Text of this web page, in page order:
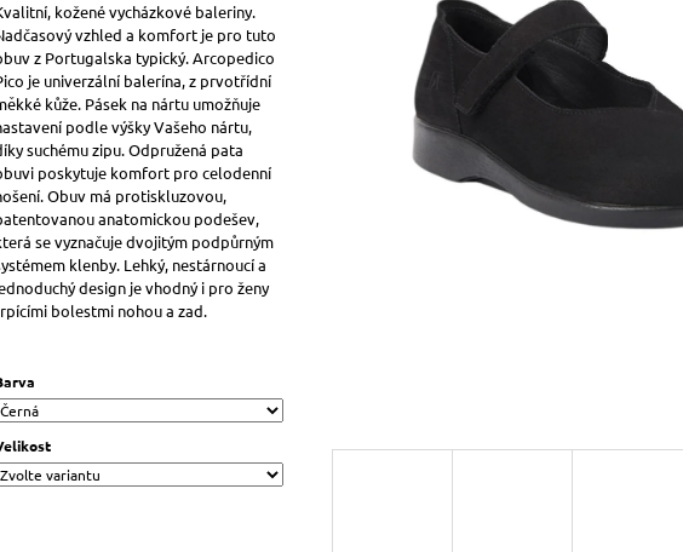
kožené vycházkové baleriny.
vzhled a komfort je pro tuto
z Portugalska typický. Arcopedico
je univerzální balerína, z prvotřídní
kůže. Pásek na nártu umožňuje
podle výšky Vašeho nártu,
suchému zipu. Odpružená pata
poskytuje komfort pro celodenní
Obuv má protiskluzovou,
anatomickou podešev,
se vyznačuje dvojitým podpůrným
klenby. Lehký, nestárnoucí a
design je vhodný i pro ženy
bolestmi nohou a zad.